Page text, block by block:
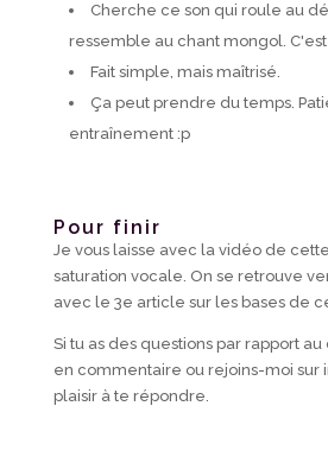
Cherche ce son qui roule au
ressemble au chant mongol.
Fait simple, mais maîtrisé.
Ça peut prendre du temps.
entraînement :p
Pour finir
Je vous laisse avec la vidéo de
saturation vocale. On se retrouve
avec le 3e article sur les bases de
Si tu as des questions par rapport
en commentaire ou rejoins-moi sur
plaisir à te répondre.